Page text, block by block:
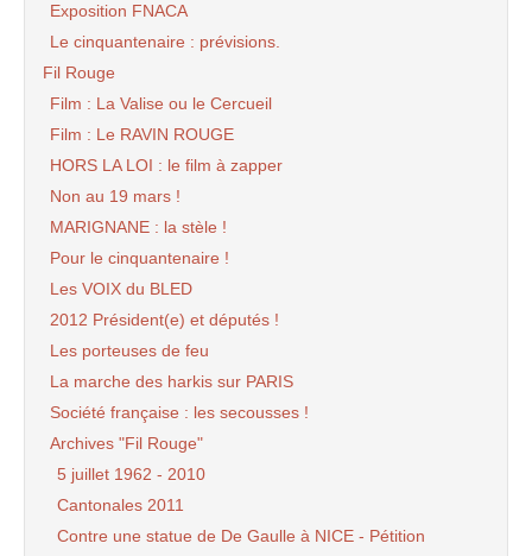
Exposition FNACA
Le cinquantenaire : prévisions.
Fil Rouge
Film : La Valise ou le Cercueil
Film : Le RAVIN ROUGE
HORS LA LOI : le film à zapper
Non au 19 mars !
MARIGNANE : la stèle !
Pour le cinquantenaire !
Les VOIX du BLED
2012 Président(e) et députés !
Les porteuses de feu
La marche des harkis sur PARIS
Société française : les secousses !
Archives "Fil Rouge"
5 juillet 1962 - 2010
Cantonales 2011
Contre une statue de De Gaulle à NICE - Pétition